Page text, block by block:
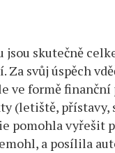
jsou skutečně
svůj úspěch
ve formě
(letiště,
pomohla vyřešit
a posílila